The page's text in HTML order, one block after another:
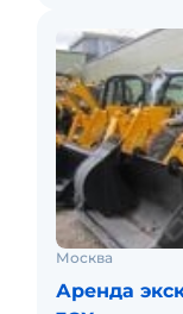
Москва
Аренда